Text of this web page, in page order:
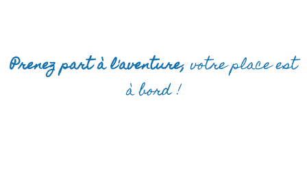
Prenez part à l'aventure,votre place est
à bord !